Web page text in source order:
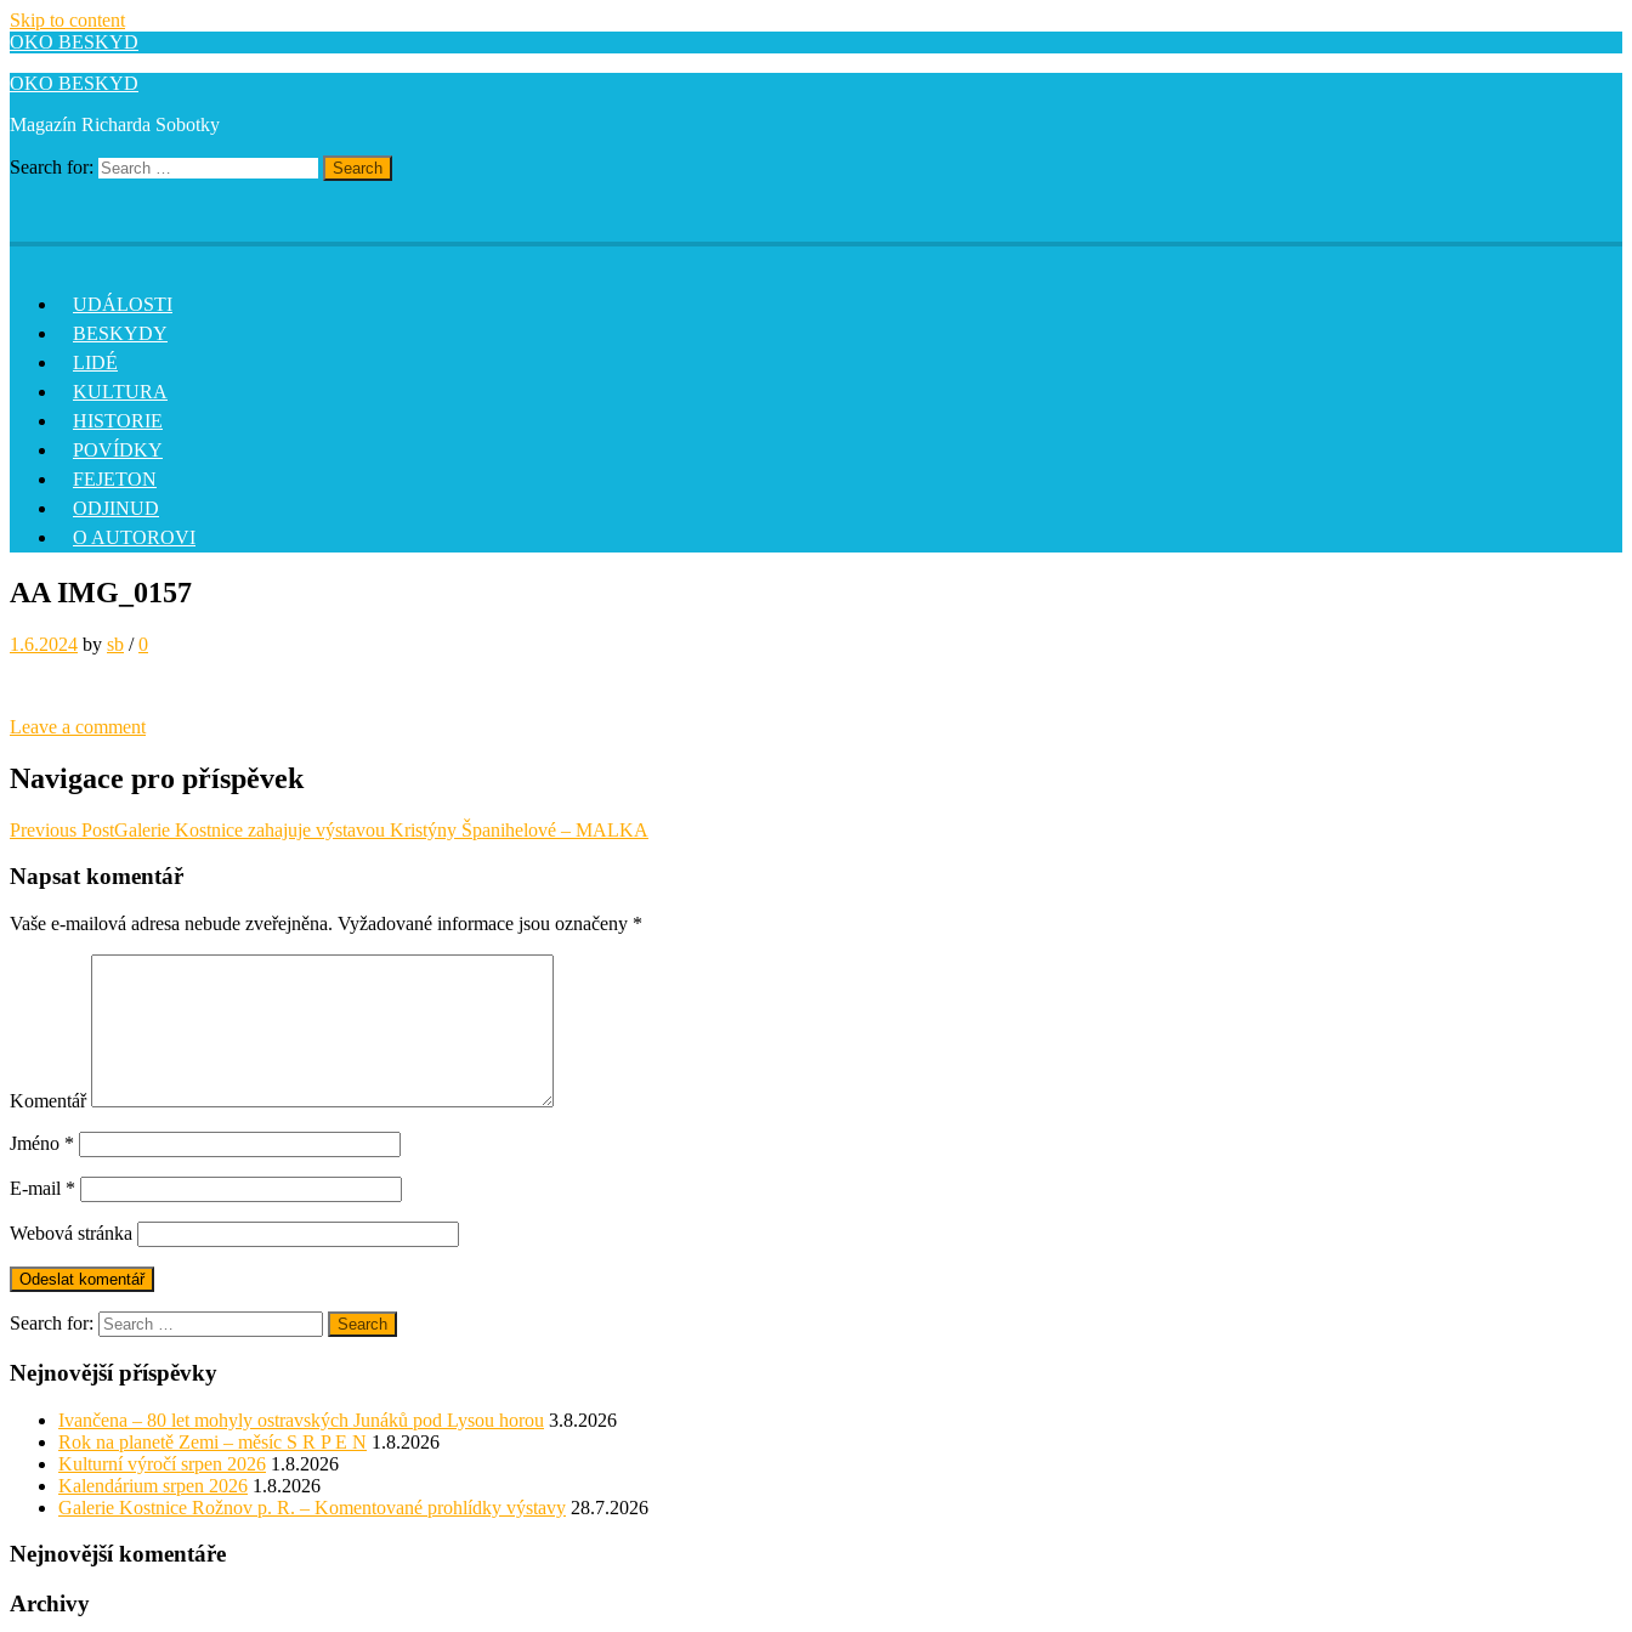
Skip to content
OKO BESKYD
OKO BESKYD
Magazín Richarda Sobotky
Search for: Search
UDÁLOSTI
BESKYDY
LIDÉ
KULTURA
HISTORIE
POVÍDKY
FEJETON
ODJINUD
O AUTOROVI
AA IMG_0157
1.6.2024 by sb / 0
Leave a comment
Navigace pro příspěvek
Previous PostGalerie Kostnice zahajuje výstavou Kristýny Španihelové – MALKA
Napsat komentář
Vaše e-mailová adresa nebude zveřejněna. Vyžadované informace jsou označeny *
Komentář
Jméno *
E-mail *
Webová stránka
Search for: Search
Nejnovější příspěvky
Ivančena – 80 let mohyly ostravských Junáků pod Lysou horou 3.8.2026
Rok na planetě Zemi – měsíc S R P E N 1.8.2026
Kulturní výročí srpen 2026 1.8.2026
Kalendárium srpen 2026 1.8.2026
Galerie Kostnice Rožnov p. R. – Komentované prohlídky výstavy 28.7.2026
Nejnovější komentáře
Archivy